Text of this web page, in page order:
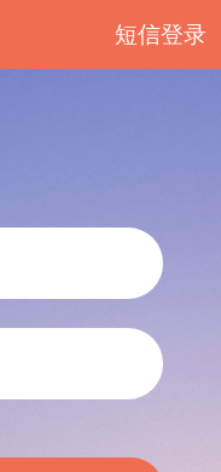
短信登录